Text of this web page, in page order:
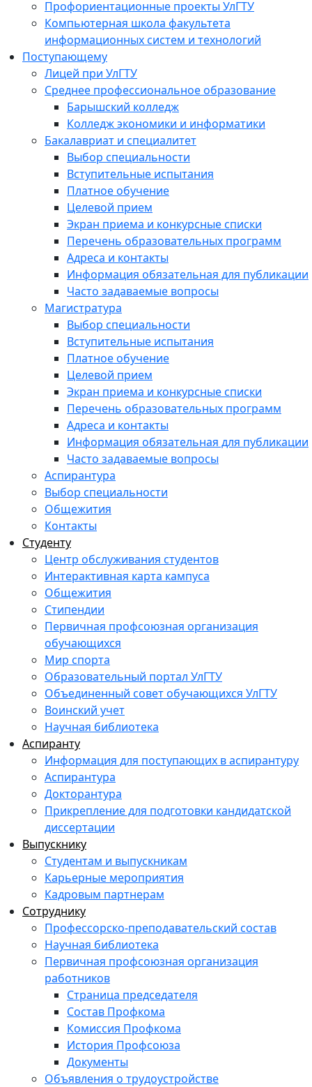
Профориентационные проекты УлГТУ
Компьютерная школа факультета
информационных систем и технологий
Поступающему
Лицей при УлГТУ
Среднее профессиональное образование
Барышский колледж
Колледж экономики и информатики
Бакалавриат и специалитет
Выбор специальности
Вступительные испытания
Платное обучение
Целевой прием
Экран приема и конкурсные списки
Перечень образовательных программ
Адреса и контакты
Информация обязательная для публикации
Часто задаваемые вопросы
Магистратура
Выбор специальности
Вступительные испытания
Платное обучение
Целевой прием
Экран приема и конкурсные списки
Перечень образовательных программ
Адреса и контакты
Информация обязательная для публикации
Часто задаваемые вопросы
Аспирантура
Выбор специальности
Общежития
Контакты
Студенту
Центр обслуживания студентов
Интерактивная карта кампуса
Общежития
Стипендии
Первичная профсоюзная организация
обучающихся
Мир спорта
Образовательный портал УлГТУ
Объединенный совет обучающихся УлГТУ
Воинский учет
Научная библиотека
Аспиранту
Информация для поступающих в аспирантуру
Аспирантура
Докторантура
Прикрепление для подготовки кандидатской
диссертации
Выпускнику
Студентам и выпускникам
Карьерные мероприятия
Кадровым партнерам
Сотруднику
Профессорско-преподавательский состав
Научная библиотека
Первичная профсоюзная организация
работников
Страница председателя
Состав Профкома
Комиссия Профкома
История Профсоюза
Документы
Объявления о трудоустройстве